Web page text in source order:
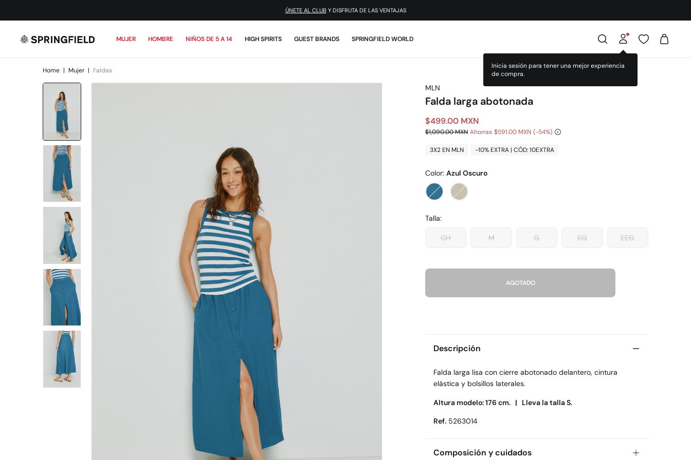
¡DESCARGA LA APP!
MUJER HOMBRE NIÑOS DE 5 A 14 HIGH SPIRITS GUEST BRANDS SPRINGFIELD WORLD
Home | Mujer | Faldas
MLN
Falda larga abotonada
$499.00 MXN
$1,090.00 MXN Ahorras $591.00 MXN 54
3X2 EN MLN -10% EXTRA | CÓD: 10EXTRA
Color: Azul Oscuro
Talla:
CH M G EG EEG
AGOTADO
Descripción
Falda larga lisa con cierre abotonado delantero, cintura
elástica y bolsillos laterales.
Altura modelo: 176 cm. | Lleva la talla S.
Ref. 5263014
Composición y cuidados